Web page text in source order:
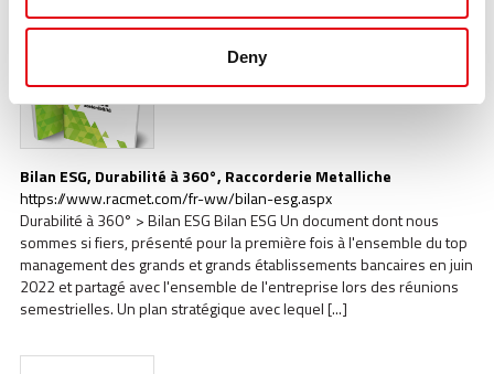
Deny
Bilan ESG, Durabilité à 360°, Raccorderie Metalliche
https://www.racmet.com/fr-ww/bilan-esg.aspx
Durabilité à 360° > Bilan ESG Bilan ESG Un document dont nous
sommes si fiers, présenté pour la première fois à l'ensemble du top
management des grands et grands établissements bancaires en juin
2022 et partagé avec l'ensemble de l'entreprise lors des réunions
semestrielles. Un plan stratégique avec lequel [...]